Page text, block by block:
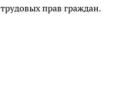
трудовых прав граждан.